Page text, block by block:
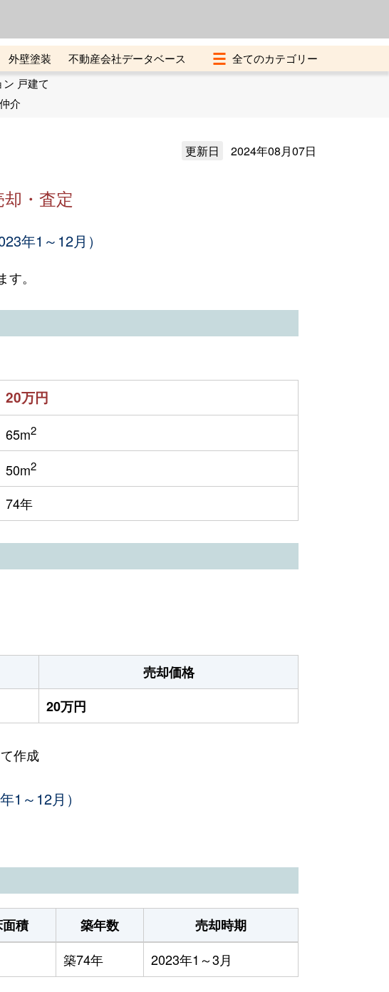
外壁塗装
不動産会社データベース
デスク
戸建て
介
更新日 2024年08月07日
・査定
年1～12月）
。
20万円
65m2
50m2
74年
売却価格
20万円
作成
1～12月）
積 築年数
売却時期
築74年 2023年1～3月